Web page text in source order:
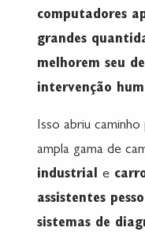
computadores
grandes
melhorem seu
intervenção
Isso abriu
ampla gama de
industrial e
assistentes
sistemas de